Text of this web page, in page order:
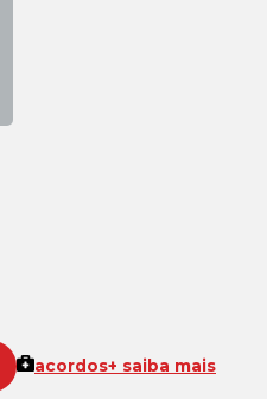
acordos+ saiba mais